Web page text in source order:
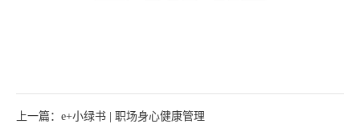
上一篇：e+小绿书 | 职场身心健康管理